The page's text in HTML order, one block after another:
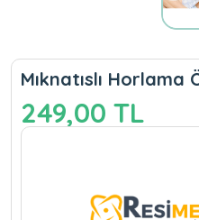
Mıknatıslı
249,00 TL